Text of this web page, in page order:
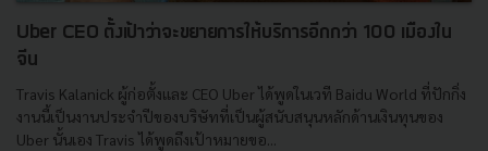
Uber CEO ตั้งเป้าว่าจะขยายการให้บริการอีกกว่า 100 เมืองใน
จีน
Travis Kalanick ผู้ก่อตั้งและ CEO Uber ได้พูดในเวที Baidu World ที่ปักกิ่ง
งานนี้เป็นงานประจำปีของบริษัทที่เป็นผู้สนับสนุนหลักด้านเงินทุนของ
Uber นั้นเอง Travis ได้พูดถึงเป้าหมายขอ...